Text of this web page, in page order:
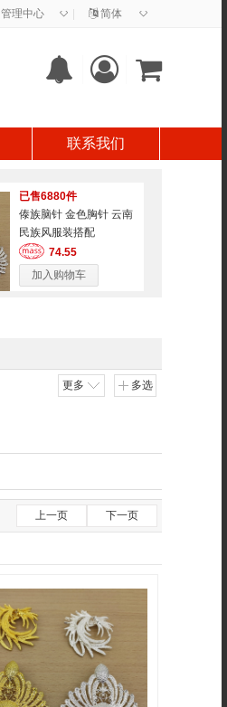
管理中心 ◇ 简体 ◇
联系我们
已售6880件
傣族脑针 金色胸针 云南
民族风服装搭配
74.55
加入购物车
更多 多选
上一页 下一页